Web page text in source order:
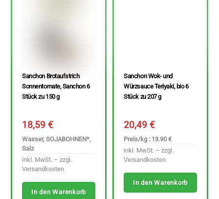
Sanchon Brotaufstrich
Sonnentomate, Sanchon 6
Stück zu 150 g
18,59€
Wasser, SOJABOHNEN*,
Salz
inkl. MwSt. – zzgl.
Versandkosten
In den Warenkorb
Sanchon Wok- und
Würzsauce Teriyaki, bio 6
Stück zu 207 g
20,49€
Preis/kg : 13.90 €
inkl. MwSt. – zzgl.
Versandkosten
In den Warenkorb